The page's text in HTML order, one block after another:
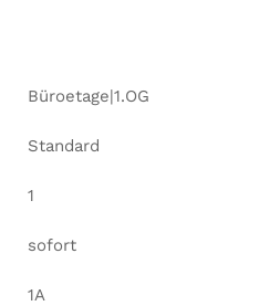
Büroetage|1.OG
Standard
1
sofort
1A